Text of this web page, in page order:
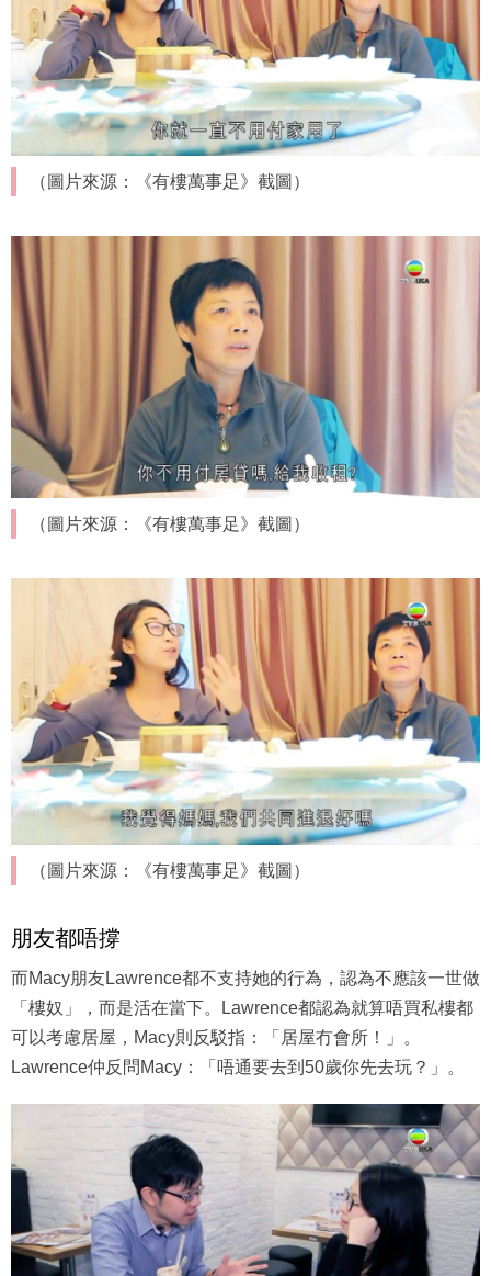
（圖片來源：《有樓萬事足》截圖）
（圖片來源：《有樓萬事足》截圖）
（圖片來源：《有樓萬事足》截圖）
朋友都唔撐
而Macy朋友Lawrence都不支持她的行為，認為不應該一世做
「樓奴」，而是活在當下。Lawrence都認為就算唔買私樓都
可以考慮居屋，Macy則反駁指：「居屋冇會所！」。
Lawrence仲反問Macy：「唔通要去到50歲你先去玩？」。